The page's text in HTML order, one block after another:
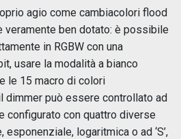
agio come cambiacolori flood
veramente ben dotato: è possibile
in RGBW con una
usare la modalità a bianco
le 15 macro di colori
dimmer può essere controllato ad
configurato con quattro diverse
logaritmica o ad ‘S’,